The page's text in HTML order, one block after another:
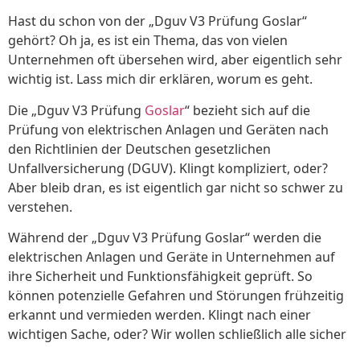
Hast du schon von der „Dguv V3 Prüfung Goslar“
gehört? Oh ja, es ist ein Thema, das von vielen
Unternehmen oft übersehen wird, aber eigentlich sehr
wichtig ist. Lass mich dir erklären, worum es geht.
Die „Dguv V3 Prüfung Goslar“ bezieht sich auf die
Prüfung von elektrischen Anlagen und Geräten nach
den Richtlinien der Deutschen gesetzlichen
Unfallversicherung (DGUV). Klingt kompliziert, oder?
Aber bleib dran, es ist eigentlich gar nicht so schwer zu
verstehen.
Während der „Dguv V3 Prüfung Goslar“ werden die
elektrischen Anlagen und Geräte in Unternehmen auf
ihre Sicherheit und Funktionsfähigkeit geprüft. So
können potenzielle Gefahren und Störungen frühzeitig
erkannt und vermieden werden. Klingt nach einer
wichtigen Sache, oder? Wir wollen schließlich alle sicher